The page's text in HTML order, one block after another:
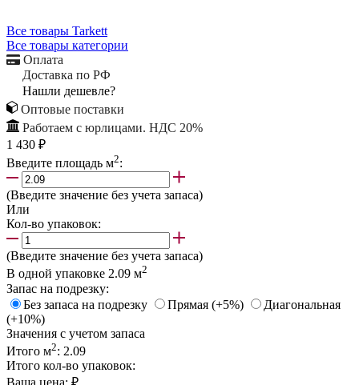
Все товары Tarkett
Все товары категории
Оплата
Доставка по РФ
Нашли дешевле?
Оптовые поставки
Работаем с юрлицами. НДС 20%
1 430 ₽
Введите площадь м2:
(Введите значение без учета запаса)
Или
Кол-во упаковок:
(Введите значение без учета запаса)
В одной упаковке 2.09 м2
Запас на подрезку:
Без запаса на подрезку
Прямая (+5%)
Диагональная
(+10%)
Значения с учетом запаса
Итого м2: 2.09
Итого кол-во упаковок:
Ваша цена: ₽